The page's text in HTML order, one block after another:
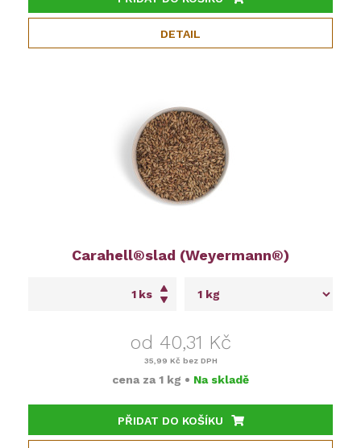
DETAIL
Carahell®slad (Weyermann®)
ks
od 40,31 Kč
35,99 Kč bez DPH
cena za 1 kg • Na skladě
PŘIDAT DO KOŠÍKU